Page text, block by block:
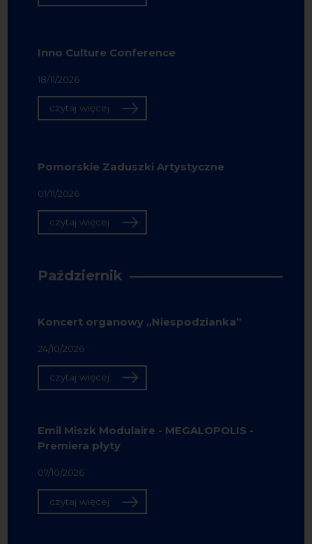
Inno Culture Conference
18/11/2026
czytaj więcej
Pomorskie Zaduszki Artystyczne
01/11/2026
czytaj więcej
Październik
Koncert organowy „Niespodzianka”
24/10/2026
czytaj więcej
Emil Miszk Modulaire - MEGALOPOLIS -
Premiera płyty
07/10/2026
czytaj więcej